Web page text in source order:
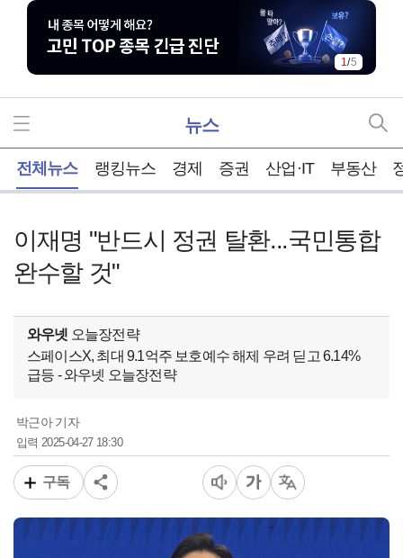
1/5
뉴스
전체뉴스 랭킹뉴스 경제 증권 산업·IT 부동산
이재명 "반드시 정권 탈환...국민통합
완수할 것"
와우넷 오늘장전략
스페이스X, 최대 9.1억주 보호예수 해제 우려 딛고 6.14%
급등 - 와우넷 오늘장전략
박근아 기자
입력2025-04-27 18:30
구독